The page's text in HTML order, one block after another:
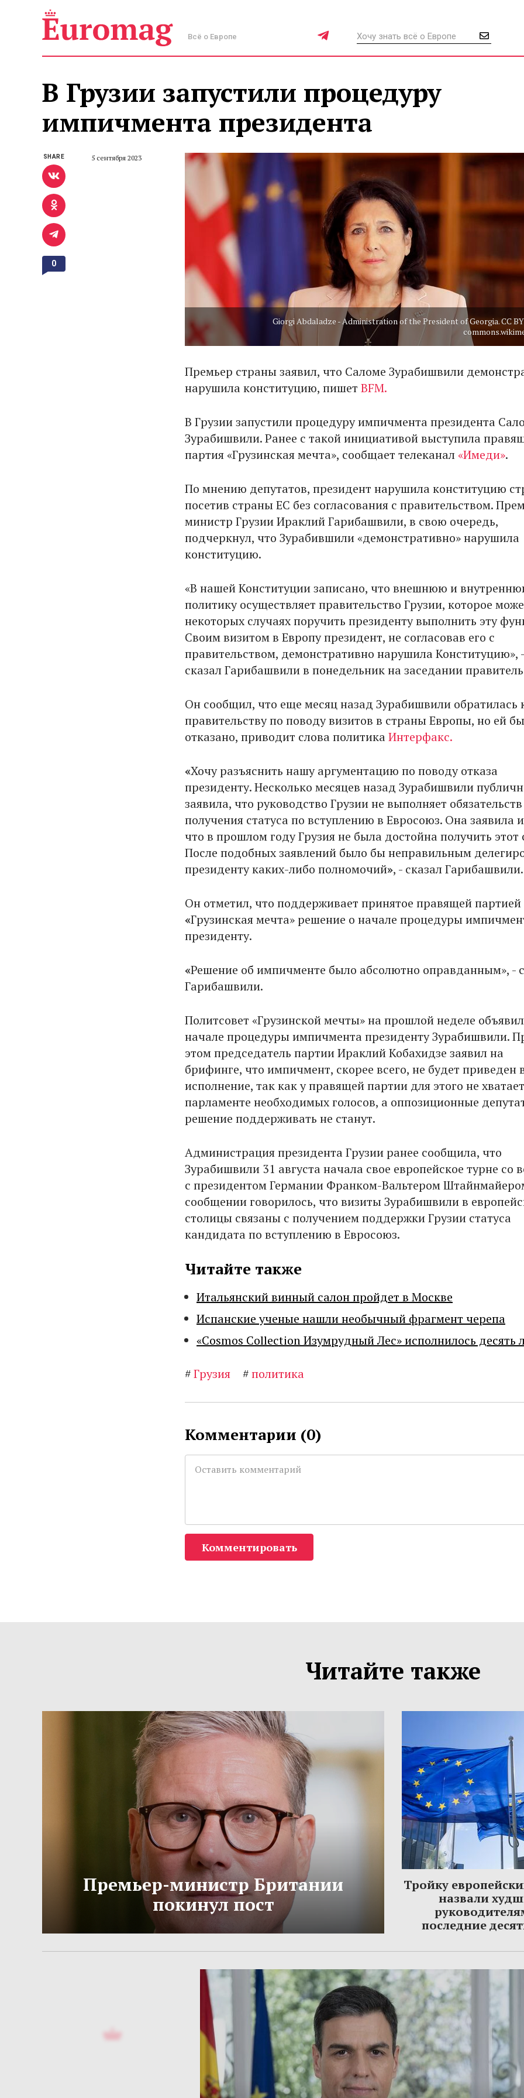
Всё о Европе
В Грузии запустили процедуру
импичмента президента
5 сентября 2023
Giorgi Abdaladze - Administration of the President of Georgia. CC
Премьер страны заявил, что Саломе Зурабишвили
нарушила конституцию, пишет BFM.
В Грузии запустили процедуру импичмента президента
Зурабишвили. Ранее с такой инициативой выступила
партия «Грузинская мечта», сообщает телеканал«Имеди».
По мнению депутатов, президент нарушила конституцию
посетив страны ЕС без согласования с правительством.
министр Грузии Ираклий Гарибашвили, в свою очередь,
подчеркнул, что Зурабившили «демонстративно» нарушила
конституцию.
«В нашей Конституции записано, что внешнюю и
политику осуществляет правительство Грузии, которое
некоторых случаях поручить президенту выполнить эту
Своим визитом в Европу президент, не согласовав его с
правительством, демонстративно нарушила Конституцию», -
сказал Гарибашвили в понедельник на заседании
Он сообщил, что еще месяц назад Зурабишвили обратилась
правительству по поводу визитов в страны Европы, но ей
отказано, приводит слова политикаИнтерфакс.
«Хочу разъяснить нашу аргументацию по поводу отказа
президенту. Несколько месяцев назад Зурабишвили
заявила, что руководство Грузии не выполняет
получения статуса по вступлению в Евросоюз. Она заявила
что в прошлом году Грузия не была достойна получить этот
После подобных заявлений было бы неправильным
президенту каких-либо полномочий», - сказал Гарибашвили.
Он отметил, что поддерживает принятое правящей партией
«Грузинская мечта» решение о начале процедуры
президенту.
«Решение об импичменте было абсолютно оправданным», -
Гарибашвили.
Политсовет «Грузинской мечты» на прошлой неделе
начале процедуры импичмента президенту Зурабишвили.
этом председатель партии Ираклий Кобахидзе заявил на
брифинге, что импичмент, скорее всего, не будет приведен
исполнение, так как у правящей партии для этого не
парламенте необходимых голосов, а оппозиционные
решение поддерживать не станут.
Администрация президента Грузии ранее сообщила, что
Зурабишвили 31 августа начала свое европейское турне со
с президентом Германии Франком-Вальтером
сообщении говорилось, что визиты Зурабишвили в
столицы связаны с получением поддержки Грузии статуса
кандидата по вступлению в Евросоюз.
Читайте также
Итальянский винный салон пройдет в Москве
Испанские ученые нашли необычный фрагмент черепа
«Cosmos Collection Изумрудный Лес» исполнилось десять
#Грузия #политика
SHARE
0
Комментарии (0)
Комментировать
Читайте также
Премьер-министр Британии
покинул пост
Тройку
назвали
последние